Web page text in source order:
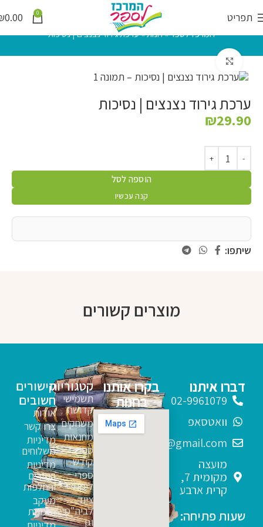
תפריט 0
0.00
המרכז לספר»חנות»ערכת גירוד נצנצים | נסיכות
ערכת גירוד נצנצים | נסיכות
₪29.90
הוספה לסל
קנה עכשיו
שיתפו:
מוצרים קשורים
קטגוריות
תשמישי
קדושה
משחקים
מחנאות
ספרי
קודש
ספרי
לימוד
ציוד
לביה"ס
וגן
קישורים
חשובים
אודות
צרו קשר
מדיניות
משלוחים
מדיניות
החזרים
והחלפות
מעקב
הזמנות
דברו איתנו
02-9961079
וואטסאפ
sfarim.k4@gmail.com
מועצה
מקומית 7,
קרית ארבע
שעות פתיחה:
בקרו אותנו
בחנות